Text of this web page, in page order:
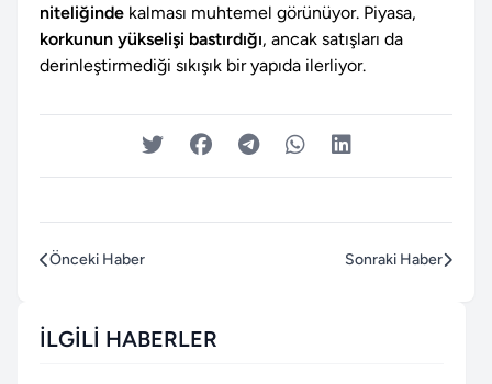
niteliğinde kalması muhtemel görünüyor. Piyasa,
korkunun yükselişi bastırdığı, ancak satışları da
derinleştirmediği sıkışık bir yapıda ilerliyor.
Önceki Haber Sonraki Haber
İLGILI HABERLER